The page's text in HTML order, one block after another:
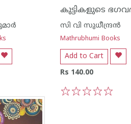
കുട്ടികളുടെ
സി വി സുധീന്ദ്രന്‍
Mathrubhumi Books
Add to Cart
Rs 140.00